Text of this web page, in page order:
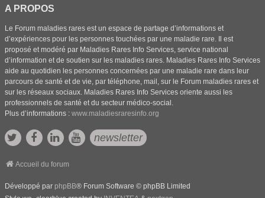
A PROPOS
Le Forum maladies rares est un espace de partage d’informations et
d’expériences pour les personnes touchées par une maladie rare. Il est
proposé et modéré par Maladies Rares Info Services, service national
d’information et de soutien sur les maladies rares. Maladies Rares Info Services
aide au quotidien les personnes concernées par une maladie rare dans leur
parcours de santé et de vie, par téléphone, mail, sur le Forum maladies rares et
sur les réseaux sociaux. Maladies Rares Info Services oriente aussi les
professionnels de santé et du secteur médico-social.
Plus d’informations : www.maladiesraresinfo.org
newsletter
Accueil du forum
Développé par phpBB® Forum Software © phpBB Limited